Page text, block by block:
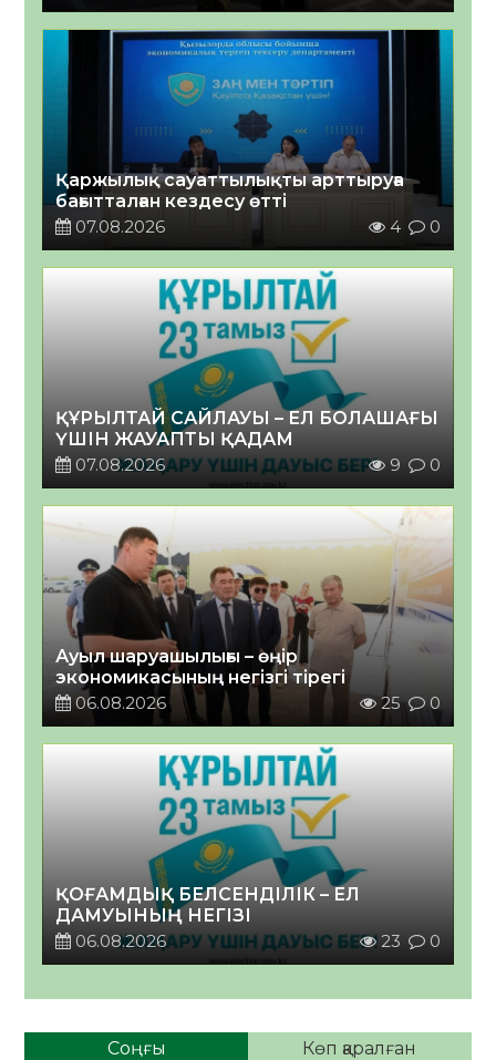
Қаржылық сауаттылықты арттыруға
бағытталған кездесу өтті
07.08.2026
4 0
ҚҰРЫЛТАЙ САЙЛАУЫ – ЕЛ БОЛАШАҒЫ
ҮШІН ЖАУАПТЫ ҚАДАМ
07.08.2026
9 0
Ауыл шаруашылығы – өңір
экономикасының негізгі тірегі
06.08.2026
25 0
ҚОҒАМДЫҚ БЕЛСЕНДІЛІК – ЕЛ
ДАМУЫНЫҢ НЕГІЗІ
06.08.2026
23 0
Соңғы Көп қаралған